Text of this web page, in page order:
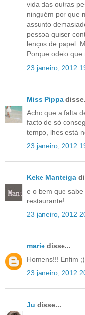
vida das outras
ninguém por que
assunto
pessoa quiser
lenços de papel.
Porque odeio que
23 janeiro, 2012
Miss Pippa
Acho que a falta
facto de só
tempo, lhes está
23 janeiro, 2012
Keke Manteiga
e o bem que
restaurante!
23 janeiro, 2012
marie disse...
Homens!!! Enfim ;)
23 janeiro, 2012
Ju disse...